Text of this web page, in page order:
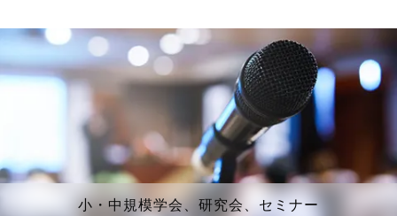
小・中規模学会、研究会、セミナー